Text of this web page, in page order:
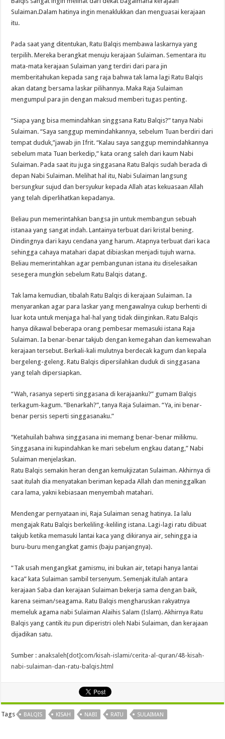
Sulaiman.Dalam hatinya ingin menaklukkan dan menguasai kerajaan
itu.
Pada saat yang ditentukan, Ratu Balqis membawa laskarnya yang
terpilih. Mereka berangkat menuju kerajaan Sulaiman. Sementara itu
mata-mata kerajaan Sulaiman yang terdiri dari para jin
memberitahukan kepada sang raja bahwa tak lama lagi Ratu Balqis
akan datang bersama laskar pilihannya. Maka Raja Sulaiman
mengumpul para jin dengan maksud memberi tugas penting.
“Siapa yang bisa memindahkan singgsana Ratu Balqis?” tanya Nabi
Sulaiman. “Saya sanggup memindahkannya, sebelum Tuan berdiri dari
tempat duduk,”jawab jin Ifrit. “Kalau saya sanggup memindahkannya
sebelum mata Tuan berkedip,” kata orang saleh dari kaum Nabi
Sulaiman. Pada saat itu juga singgasana Ratu Balqis sudah berada di
depan Nabi Sulaiman. Melihat hal itu, Nabi Sulaiman langsung
bersungkur sujud dan bersyukur kepada Allah atas kekuasaan Allah
yang telah diperlihatkan kepadanya.
Beliau pun memerintahkan bangsa jin untuk membangun sebuah
istanaa yang sangat indah. Lantainya terbuat dari kristal bening.
Dindingnya dari kayu cendana yang harum. Atapnya terbuat dari kaca
sehingga cahaya matahari dapat dibiaskan menjadi tujuh warna.
Beliau memerintahkan agar pembangunan istana itu diselesaikan
sesegera mungkin sebelum Ratu Balqis datang.
Tak lama kemudian, tibalah Ratu Balqis di kerajaan Sulaiman. Ia
menyarankan agar para laskar yang mengawalnya cukup berhenti di
luar kota untuk menjaga hal-hal yang tidak diinginkan. Ratu Balqis
hanya dikawal beberapa orang pembesar memasuki istana Raja
Sulaiman. Ia benar-benar takjub dengan kemegahan dan kemewahan
kerajaan tersebut. Berkali-kali mulutnya berdecak kagum dan kepala
bergeleng-geleng. Ratu Balqis dipersilahkan duduk di singgasana
yang telah dipersiapkan.
“Wah, rasanya seperti singgasana di kerajaanku?” gumam Balqis
terkagum-kagum. “Benarkah?”, tanya Raja Sulaiman. “Ya, ini benar-
benar persis seperti singgasanaku.”
“Ketahuilah bahwa singgasana ini memang benar-benar milikmu.
Singgasana ini kupindahkan ke mari sebelum engkau datang,” Nabi
Sulaiman menjelaskan.
Ratu Balqis semakin heran dengan kemukjizatan Sulaiman. Akhirnya di
saat itulah dia menyatakan beriman kepada Allah dan meninggalkan
cara lama, yakni kebiasaan menyembah matahari.
Mendengar pernyataan ini, Raja Sulaiman senag hatinya. Ia lalu
mengajak Ratu Balqis berkeliling-keliling istana. Lagi-lagi ratu dibuat
takjub ketika memasuki lantai kaca yang dikiranya air, sehingga ia
buru-buru mengangkat gamis (baju panjangnya).
“Tak usah mengangkat gamismu, ini bukan air, tetapi hanya lantai
kaca” kata Sulaiman sambil tersenyum. Semenjak itulah antara
kerajaan Saba dan kerajaan Sulaiman bekerja sama dengan baik,
karena seiman/seagama. Ratu Balqis mengharuskan rakyatnya
memeluk agama nabi Sulaiman Alaihis Salam (Islam). Akhirnya Ratu
Balqis yang cantik itu pun diperistri oleh Nabi Sulaiman, dan kerajaan
dijadikan satu.
Sumber : anaksaleh[dot]com/kisah-islami/cerita-al-quran/48-kisah-
nabi-sulaiman-dan-ratu-balqis.html
Tags BALQIS KISAH NABI RATU SULAIMAN